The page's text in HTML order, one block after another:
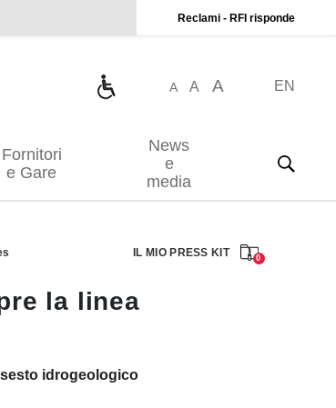
Reclami - RFI risponde
A A A EN
Fornitori
e Gare
News
e
media
IL MIO PRESS KIT 0
la linea
idrogeologico